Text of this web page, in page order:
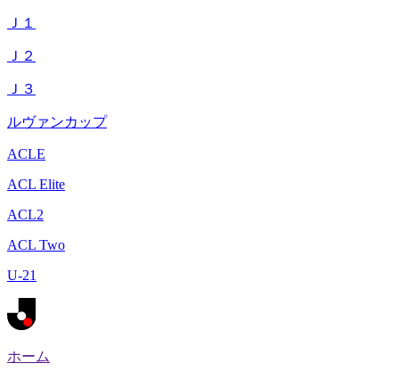
Ｊ１
Ｊ２
Ｊ３
ルヴァンカップ
ACLE
ACL Elite
ACL2
ACL Two
U-21
ホーム